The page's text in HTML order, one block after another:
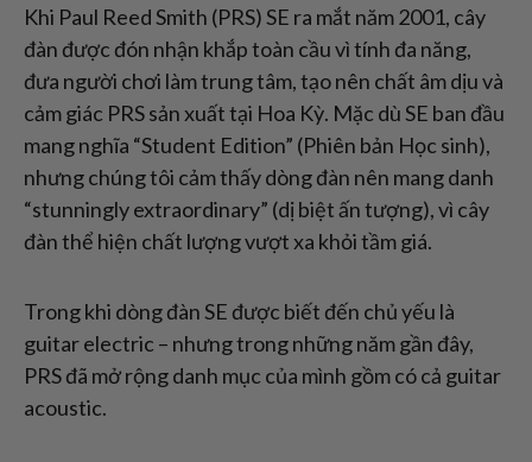
Khi Paul Reed Smith (PRS) SE ra mắt năm 2001, cây
đàn được đón nhận khắp toàn cầu vì tính đa năng,
đưa người chơi làm trung tâm, tạo nên chất âm dịu và
cảm giác PRS sản xuất tại Hoa Kỳ. Mặc dù SE ban đầu
mang nghĩa “Student Edition” (Phiên bản Học sinh),
nhưng chúng tôi cảm thấy dòng đàn nên mang danh
“stunningly extraordinary” (dị biệt ấn tượng), vì cây
đàn thể hiện chất lượng vượt xa khỏi tầm giá.
Trong khi dòng đàn SE được biết đến chủ yếu là
guitar electric – nhưng trong những năm gần đây,
PRS đã mở rộng danh mục của mình gồm có cả guitar
acoustic.